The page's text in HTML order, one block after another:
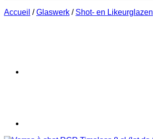
Accueil / Glaswerk / Shot- en Likeurglazen